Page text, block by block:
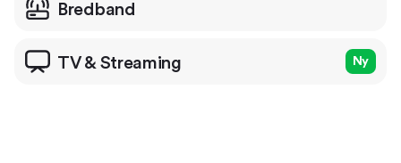
Bredband
TV & Streaming Ny